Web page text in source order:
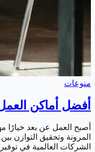
منوعات
أفضل أماكن
أصبح العمل عن بعد خيارًا
المرونة وتحقيق التوازن
الشركات العالمية في